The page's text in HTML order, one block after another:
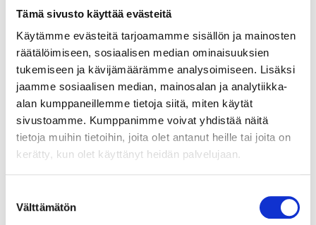
Tämä sivusto käyttää evästeitä
Käytämme evästeitä tarjoamamme sisällön ja mainosten
räätälöimiseen, sosiaalisen median ominaisuuksien
tukemiseen ja kävijämäärämme analysoimiseen. Lisäksi
jaamme sosiaalisen median, mainosalan ja analytiikka-
alan kumppaneillemme tietoja siitä, miten käytät
sivustoamme. Kumppanimme voivat yhdistää näitä
tietoja muihin tietoihin, joita olet antanut heille tai joita on
kerätty, kun olet käyttänyt heidän palvelujaan.
valinta
Välttämätön
Description
Technical specifications
Position
Boot
Length
534 mm
Stroke length
187 mm